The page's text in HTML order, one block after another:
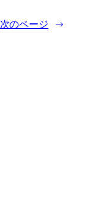
次のページ →